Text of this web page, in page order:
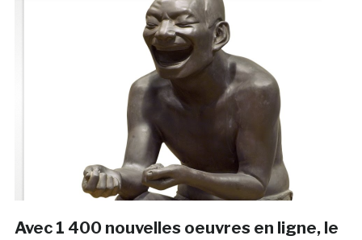
Avec 1 400 nouvelles oeuvres en ligne, le